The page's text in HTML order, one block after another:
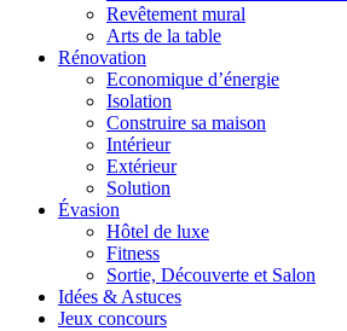
Revêtement mural
Arts de la table
Rénovation
Economique d’énergie
Isolation
Construire sa maison
Intérieur
Extérieur
Solution
Évasion
Hôtel de luxe
Fitness
Sortie, Découverte et Salon
Idées & Astuces
Jeux concours